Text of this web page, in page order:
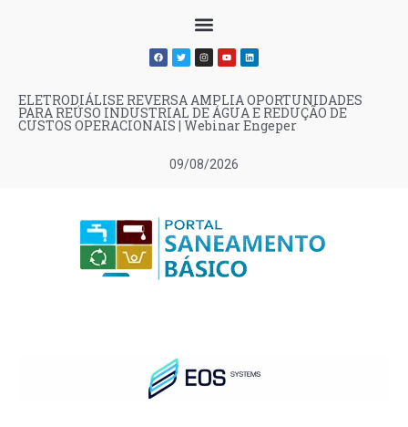
09/08/2026
ELETRODIÁLISE REVERSA AMPLIA OPORTUNIDADES
PARA REÚSO INDUSTRIAL DE ÁGUA E REDUÇÃO DE
CUSTOS OPERACIONAIS | Webinar Engeper